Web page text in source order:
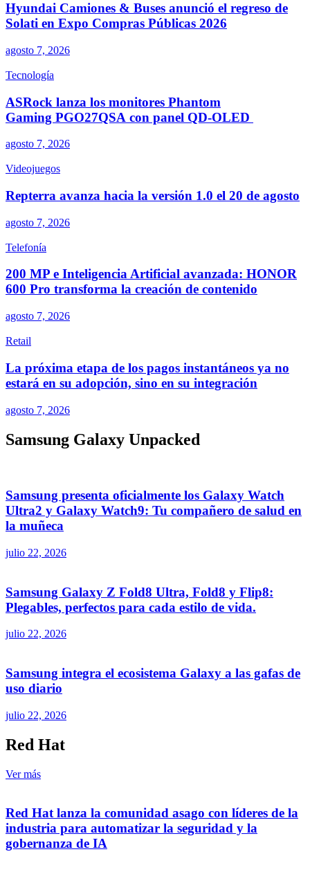
Hyundai Camiones & Buses anunció el regreso de
Solati en Expo Compras Públicas 2026
agosto 7, 2026
Tecnología
ASRock lanza los monitores Phantom
Gaming PGO27QSA con panel QD-OLED
agosto 7, 2026
Videojuegos
Repterra avanza hacia la versión 1.0 el 20 de agosto
agosto 7, 2026
Telefonía
200 MP e Inteligencia Artificial avanzada: HONOR
600 Pro transforma la creación de contenido
agosto 7, 2026
Retail
La próxima etapa de los pagos instantáneos ya no
estará en su adopción, sino en su integración
agosto 7, 2026
Samsung Galaxy Unpacked
Samsung presenta oficialmente los Galaxy Watch
Ultra2 y Galaxy Watch9: Tu compañero de salud en
la muñeca
julio 22, 2026
Samsung Galaxy Z Fold8 Ultra, Fold8 y Flip8:
Plegables, perfectos para cada estilo de vida.
julio 22, 2026
Samsung integra el ecosistema Galaxy a las gafas de
uso diario
julio 22, 2026
Red Hat
Ver más
Red Hat lanza la comunidad asago con líderes de la
industria para automatizar la seguridad y la
gobernanza de IA